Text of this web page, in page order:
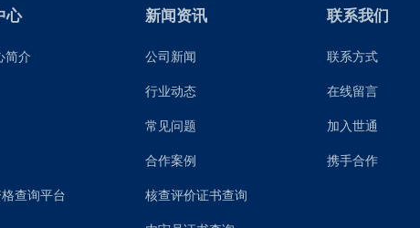
心
简介
查询平台
新闻资讯
公司新闻
行业动态
常见问题
合作案例
核查评价证书查询
联系我们
联系方式
在线留言
加入世通
携手合作